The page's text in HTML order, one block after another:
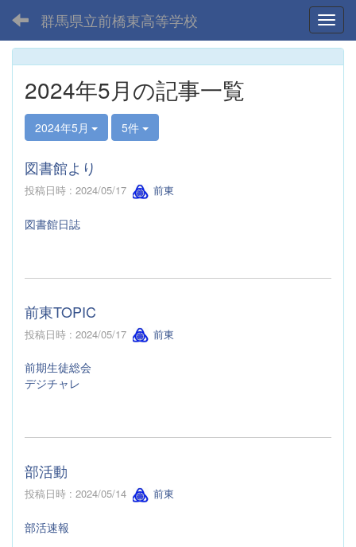
群馬県立前橋東高等学校
2024年5月の記事一覧
2024年5月 5件
図書館より
投稿日時 : 2024/05/17 前東
図書館日誌
前東TOPIC
投稿日時 : 2024/05/17 前東
前期生徒総会
デジチャレ
部活動
投稿日時 : 2024/05/14 前東
部活速報